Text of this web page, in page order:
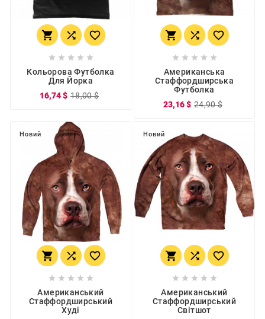
  
    
Кольорова Футболка
Для Йорка
16,74 $ 18,00 $
  
    
Американська
Стаффордширська
Футболка
23,16 $ 24,90 $
Новий
  
    
Американський
Стаффордширський
Худі
Новий
  
    
Американський
Стаффордширський
Світшот